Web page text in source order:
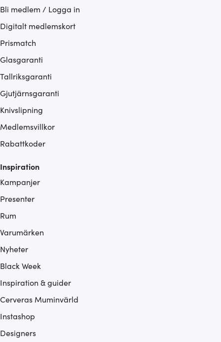
Bli medlem / Logga in
Digitalt medlemskort
Prismatch
Glasgaranti
Tallriksgaranti
Gjutjärnsgaranti
Knivslipning
Medlemsvillkor
Rabattkoder
Inspiration
Kampanjer
Presenter
Rum
Varumärken
Nyheter
Black Week
Inspiration & guider
Cerveras Muminvärld
Instashop
Designers